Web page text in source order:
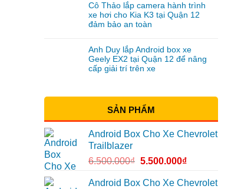
Cô Thảo lắp camera hành trình
xe hơi cho Kia K3 tại Quận 12
đảm bảo an toàn
Anh Duy lắp Android box xe
Geely EX2 tại Quận 12 để nâng
cấp giải trí trên xe
SẢN PHẨM
Android Box Cho Xe Chevrolet
Trailblazer
6.500.000₫ 5.500.000₫
Android Box Cho Xe Chevrolet